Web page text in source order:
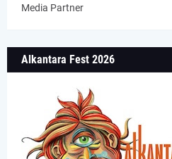
Media Partner
Alkantara Fest 2026